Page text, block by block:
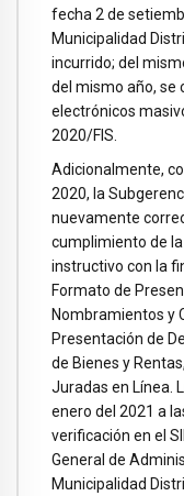
fecha 2 de
Municipalidad
incurrido; del
del mismo año, se
electrónicos
2020/FIS.
Adicionalmente,
2020, la
nuevamente
cumplimiento de
instructivo con la
Formato de
Nombramientos y
Presentación de
de Bienes y
Juradas en Línea.
enero del 2021 a
verificación en el
General de
Municipalidad